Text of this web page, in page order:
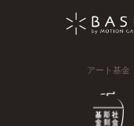
アート基金